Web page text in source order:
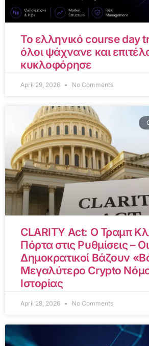
Το ελληνικό course day
όλοι ψάχνανε και
κυκλοφόρησε
April 29, 2026 No Comments
CLARITY Act: Ο Τραμπ
Πόρτα στις Ρυθμίσεις – Οι
Δημοκρατικοί Βάζουν
Μεγαλύτερο Crypto
Ιστορίας
April 28, 2026 No Comments